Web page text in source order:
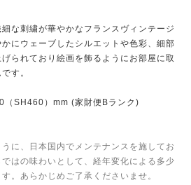
な刺繍が華やかなフランスヴィンテージ
にウェーブしたシルエットや色彩、細部
られており絵画を飾るようにお部屋に取
す。
SH460）mm (家財便Bランク)
に、日本国内でメンテナンスを施してお
はの味わいとして、経年変化による多少
。あらかじめご了承くださいませ。